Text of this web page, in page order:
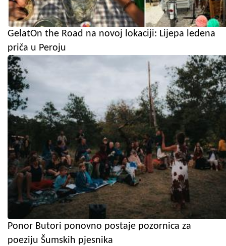
GelatOn the Road na novoj lokaciji: Lijepa ledena
priča u Peroju
Ponor Butori ponovno postaje pozornica za
poeziju Šumskih pjesnika